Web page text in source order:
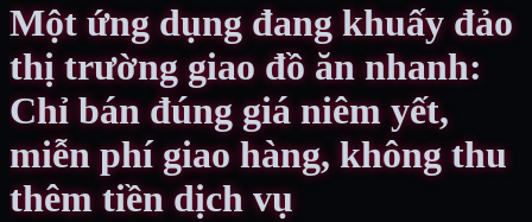
Một ứng dụng đang khuấy đảo
thị trường giao đồ ăn nhanh:
Chỉ bán đúng giá niêm yết,
miễn phí giao hàng, không thu
thêm tiền dịch vụ